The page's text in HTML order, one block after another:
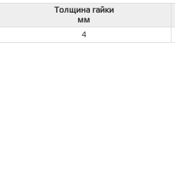
Толщина гайки
мм
4